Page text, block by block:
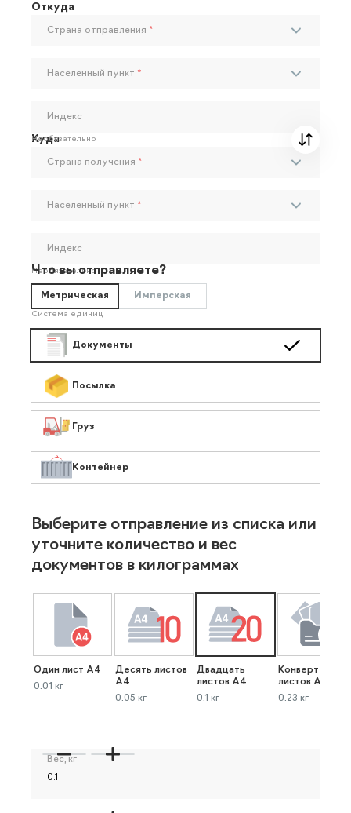
Откуда
Страна отправления *
Населенный пункт *
Индекс
Необязательно
Куда
Страна получения *
Населенный пункт *
Индекс
Необязательно
Что вы отправляете?
Метрическая Имперская
Система единиц
Документы
Посылка
Груз
Контейнер
Выберите отправление из списка или
уточните количество и вес
документов в килограммах
Один лист А4
0.01 кг
Десять листов
А4
0.05 кг
Двадцать
листов А4
0.1 кг
Конверт до 40
листов А4
0.23 кг
Вес, кг